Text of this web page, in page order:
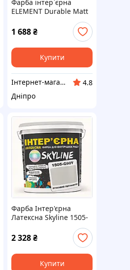
Фарба інтер`єрна
ELEMENT Durable Matt
глибокоматова база А
біла 2,7 л
1 688₴
Купити
Інтернет-магазин ELEMENT
4.8
Дніпро
Фарба Інтер'єрна
Латексна Skyline 1505-
перламутр 10л,
820615TK4
2 328₴
Купити